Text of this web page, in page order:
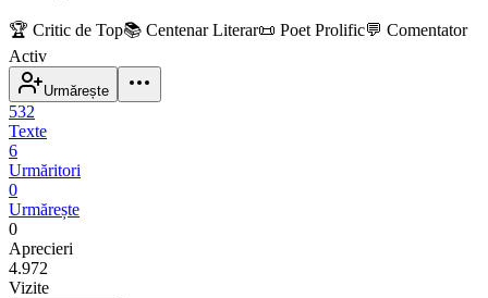
🏆 Critic de Top📚 Centenar Literar📜 Poet Prolific💬 Comentator
Activ
Urmărește
532
Texte
6
Urmăritori
0
Urmărește
0
Aprecieri
4.972
Vizite